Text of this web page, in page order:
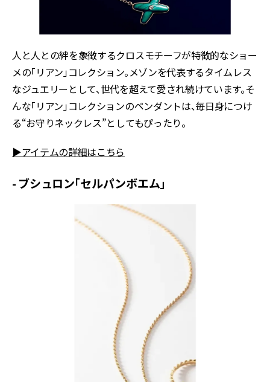
人と人との絆を象徴するクロスモチーフが特徴的なショー
メの「リアン」コレクション。メゾンを代表するタイムレス
なジュエリーとして、世代を超えて愛され続けています。そ
んな「リアン」コレクションのペンダントは、毎日身につけ
る“お守りネックレス”としてもぴったり。
▶アイテムの詳細はこちら
- ブシュロン「セルパンボエム」